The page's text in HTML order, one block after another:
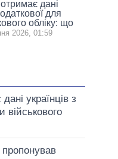
дані
для
обліку: що
2026, 01:59
українців з
військового